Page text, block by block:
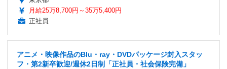
月給25万8,700円～35万5,400円
正社員
アニメ・映像作品のBlu・ray・DVDパッケージ封入スタッ
フ・第2新卒歓迎/週休2日制「正社員・社会保険完備」